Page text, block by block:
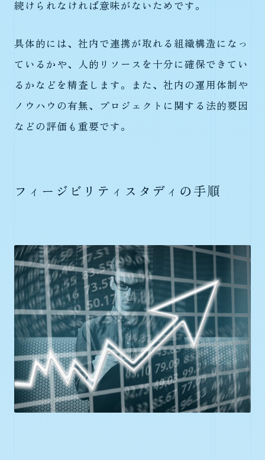
続けられなければ意味がないためです。
具体的には、社内で連携が取れる組織構造になっ
ているかや、人的リソースを十分に確保できてい
るかなどを精査します。また、社内の運用体制や
ノウハウの有無、プロジェクトに関する法的要因
などの評価も重要です。
フィージビリティスタディの手順